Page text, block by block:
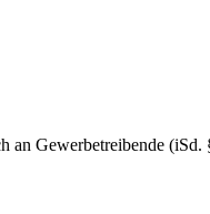
an Gewerbetreibende (iSd.